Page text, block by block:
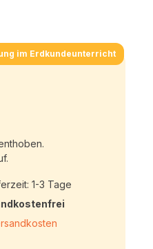
im Erdkundeunterricht
1-3 Tage